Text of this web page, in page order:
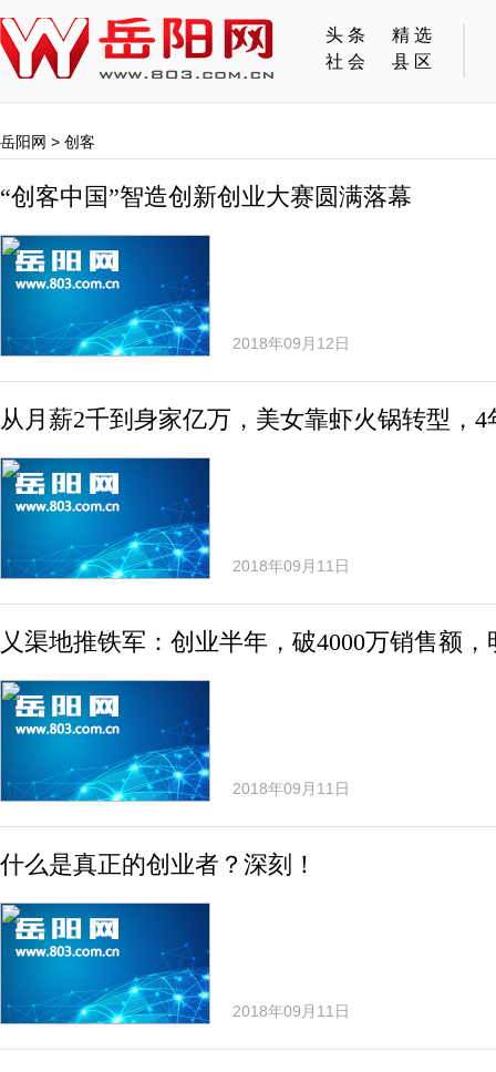
头条
精选
社会
县区
岳阳网 > 创客
“创客中国”智造创新创业大赛圆满落幕
2018年09月12日
从月薪2千到身家亿万，美女靠虾火锅转型，4
2018年09月11日
乂渠地推铁军：创业半年，破4000万销售额
2018年09月11日
什么是真正的创业者？深刻！
2018年09月11日